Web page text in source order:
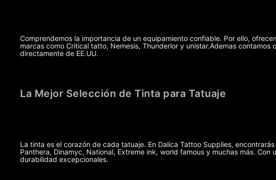
Comprendemos la importancia de un equipamiento confiable. Por ello,
marcas como Critical tatto, Nemesis, Thunderlor y unistar.Ademas
directamente de EE.UU.
La Mejor Selección de Tinta para Tatuaje
La tinta es el corazón de cada tatuaje. En Dalica Tattoo Supplies,
Panthera, Dinamyc, National, Extreme ink, world famous y muchas más.
durabilidad excepcionales.